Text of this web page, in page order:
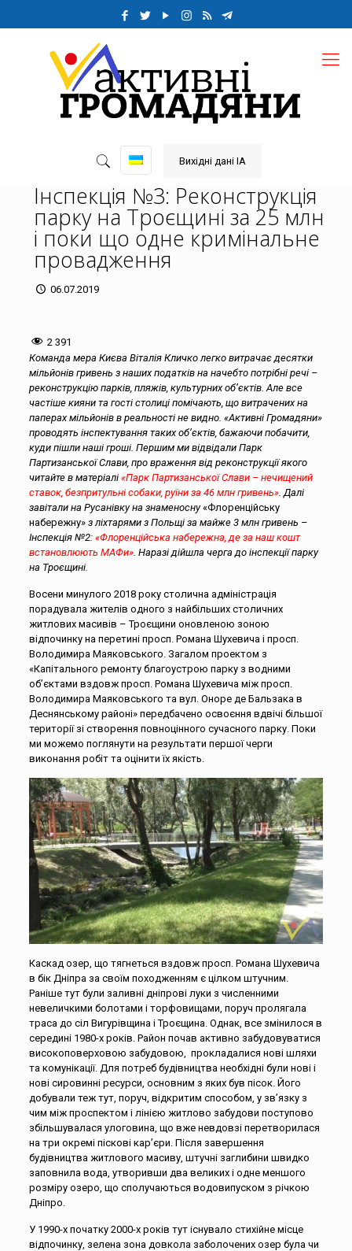
Вихідні дані ІА
Інспекція №3: Реконструкція
парку на Троєщині за 25 млн
і поки що одне кримінальне
провадження
06.07.2019
2 391
Команда мера Києва Віталія Кличко легко витрачає десятки
мільйонів гривень з наших податків на начебто потрібні речі –
реконструкцію парків, пляжів, культурних об’єктів. Але все
частіше кияни та гості столиці помічають, що витрачених на
паперах мільйонів в реальності не видно. «Активні Громадяни»
проводять інспектування таких об’єктів, бажаючи побачити,
куди пішли наші гроші. Першим ми відвідали Парк
Партизанської Слави, про враження від реконструкції якого
читайте в матеріалі «Парк Партизанської Слави – нечищений
ставок, безпритульні собаки, руїни за 46 млн гривень». Далі
завітали на Русанівку на знаменосну«Флоренційську
набережну»з ліхтарями з Польщі за майже 3 млн гривень –
Інспекція №2:«Флоренційська набережна, де за наш кошт
встановлюють МАФи». Наразі дійшла черга до інспекції парку
на Троєщині.
Восени минулого 2018 року столична адміністрація
порадувала жителів одного з найбільших столичних
житлових масивів – Троєщини оновленою зоною
відпочинку на перетині просп. Романа Шухевича і просп.
Володимира Маяковського. Загалом проектом з
«Капітального ремонту благоустрою парку з водними
об’єктами вздовж просп. Романа Шухевича між просп.
Володимира Маяковського та вул. Оноре де Бальзака в
Деснянському районі» передбачено освоєння вдвічі більшої
території зі створення повноцінного сучасного парку. Поки
ми можемо поглянути на результати першої черги
виконання робіт та оцінити їх якість.
Каскад озер, що тягнеться вздовж просп. Романа Шухевича
в бік Дніпра за своїм походженням є цілком штучним.
Раніше тут були заливні дніпрові луки з численними
невеличкими болотами і торфовищами, поруч пролягала
траса до сіл Вигурівщина і Троєщина. Однак, все змінилося в
середині 1980-х років. Район почав активно забудовуватися
високоповерховою забудовою, прокладалися нові шляхи
та комунікації. Для потреб будівництва необхідні були нові і
нові сировинні ресурси, основним з яких був пісок. Його
добували теж тут, поруч, відкритим способом, у зв’язку з
чим між проспектом і лінією житлово забудови поступово
збільшувалася улоговина, що вже невдовзі перетворилася
на три окремі піскові кар’єри. Після завершення
будівництва житлового масиву, штучні заглибини швидко
заповнила вода, утворивши два великих і одне меншого
розміру озеро, що сполучаються водовипуском з річкою
Дніпро.
У 1990-х початку 2000-х років тут існувало стихійне місце
відпочинку, зелена зона довкола заболочених озер була чи